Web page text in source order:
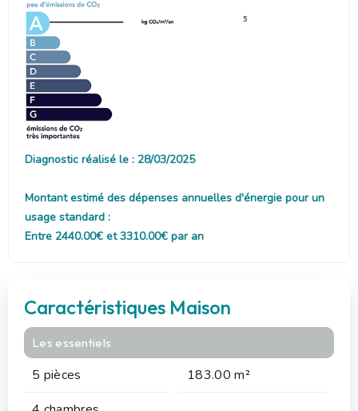
5
Diagnostic réalisé le : 28/03/2025
Montant estimé des dépenses annuelles d'énergie pour un
usage standard :
Entre 2440.00€ et 3310.00€ par an
Caractéristiques Maison
Les essentiels
5 pièces
183.00 m²